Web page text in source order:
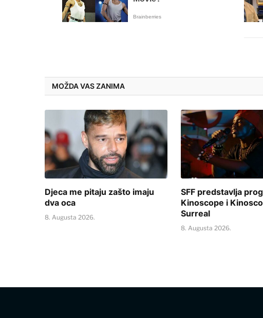
MOŽDA VAS ZANIMA
Djeca me pitaju zašto imaju
dva oca
8. Augusta 2026.
SFF predstavlja
Kinoscope i
Surreal
8. Augusta 2026.